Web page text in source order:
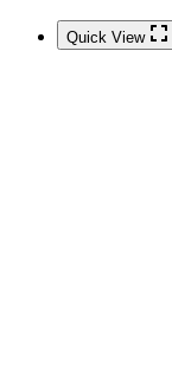
Quick View